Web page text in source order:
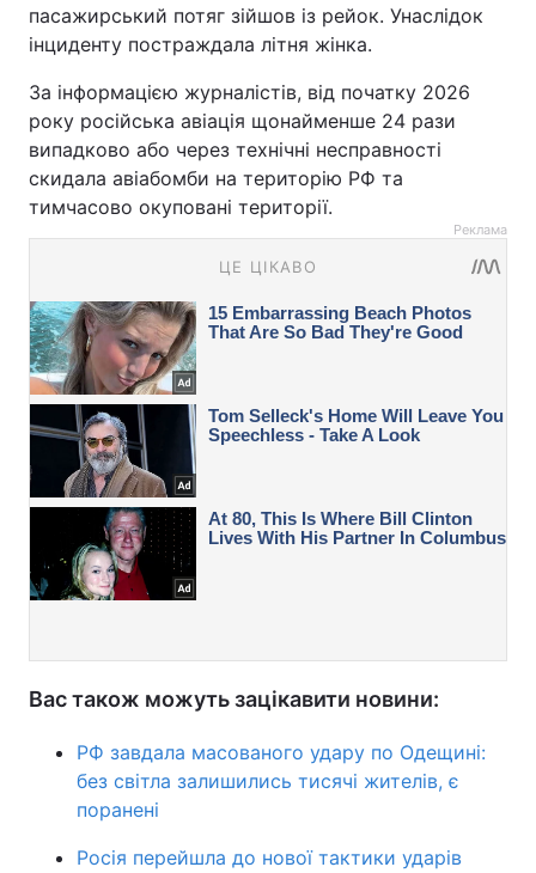
пасажирський потяг зійшов із рейок. Унаслідок
інциденту постраждала літня жінка.
За інформацією журналістів, від початку 2026
року російська авіація щонайменше 24 рази
випадково або через технічні несправності
скидала авіабомби на територію РФ та
тимчасово окуповані території.
Реклама
Вас також можуть зацікавити новини:
РФ завдала масованого удару по Одещині:
без світла залишились тисячі жителів, є
поранені
Росія перейшла до нової тактики ударів